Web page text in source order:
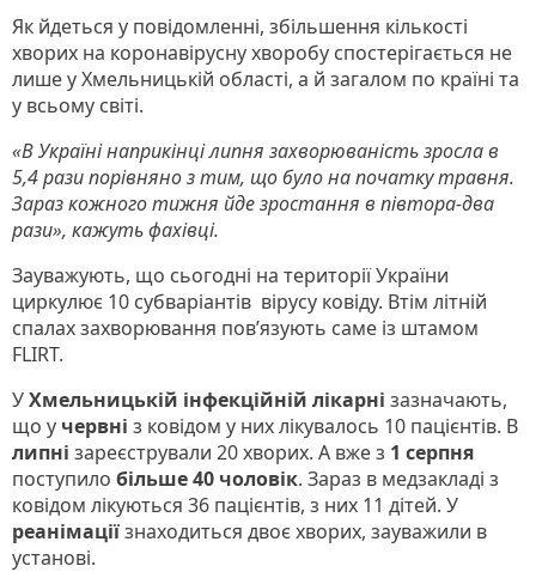
Як йдеться у повідомленні, збільшення кількості
хворих на коронавірусну хворобу спостерігається не
лише у Хмельницькій області, а й загалом по країні та
у всьому світі.
«В Україні наприкінці липня захворюваність зросла в
5,4 рази порівняно з тим, що було на початку травня.
Зараз кожного тижня йде зростання в півтора-два
рази», кажуть фахівці.
Зауважують, що сьогодні на території України
циркулює 10 субваріантів вірусу ковіду. Втім літній
спалах захворювання пов’язують саме із штамом
FLIRT.
УХмельницькій інфекційній лікарні зазначають,
що у червні з ковідом у них лікувалось 10 пацієнтів. В
липні зареєстрували 20 хворих. А вже з 1 серпня
поступило більше 40 чоловік. Зараз в медзакладі з
ковідом лікуються 36 пацієнтів, з них 11 дітей. У
реанімаціїзнаходиться двоє хворих, зауважили в
установі.